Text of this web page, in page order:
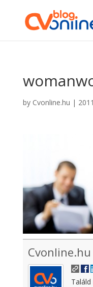
by Cvonline.hu |
Cvonline.hu